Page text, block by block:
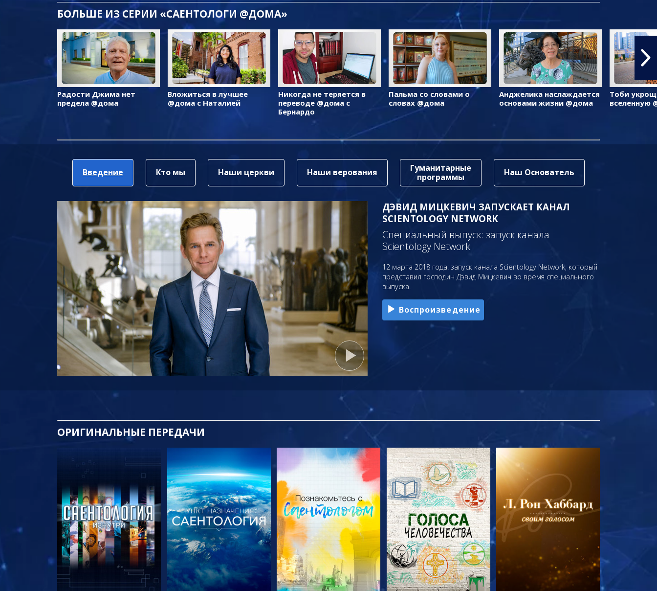
БОЛЬШЕ ИЗ СЕРИИ «САЕНТОЛОГИ @ДОМА»
Радости Джима нет
предела @дома
Вложиться в лучшее
@дома с Наталией
Никогда не теряется в
переводе @дома с
Бернардо
Пальма со словами о
словах @дома
Анджелика наслаждается
основами жизни @дома
Тоби
вселенную
Введение Кто мы Наши церкви Наши верования
Гуманитарные
программы
Наш Основатель
ДЭВИД МИЦКЕВИЧ ЗАПУСКАЕТ КАНАЛ
SCIENTOLOGY NETWORK
Специальный выпуск: запуск канала
Scientology Network
12 марта 2018 года: запуск канала Scientology Network, который
представил господин Дэвид Мицкевич во время специального
выпуска.
Воспроизведение
ОРИГИНАЛЬНЫЕ ПЕРЕДАЧИ